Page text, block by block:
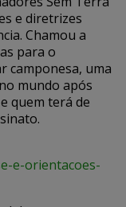
e diretrizes
Chamou a
para o
camponesa, uma
mundo após
quem terá de
e-orientacoes-